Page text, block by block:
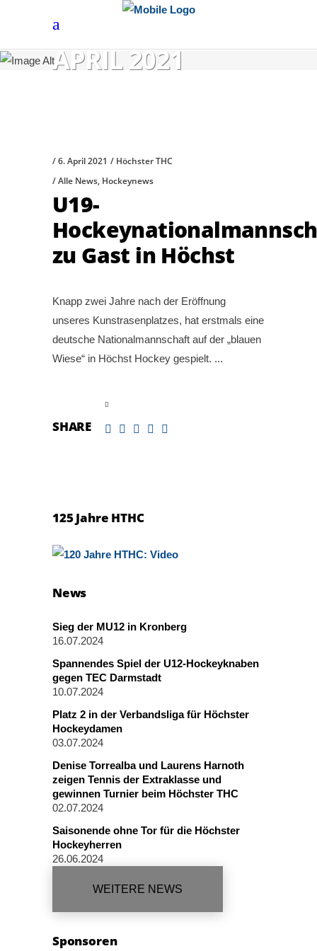
APRIL 2021
6. April 2021
Höchster THC
Alle News, Hockeynews
U19-
zu Gast in Höchst
Knapp zwei Jahre nach der Eröffnung
unseres Kunstrasenplatzes, hat erstmals eine
deutsche Nationalmannschaft auf der „blauen
Wiese“ in Höchst Hockey gespielt.
SHARE
125 Jahre HTHC
News
Sieg der MU12 in Kronberg
16.07.2024
Spannendes Spiel der U12-Hockeyknaben
gegen TEC Darmstadt
10.07.2024
Platz 2 in der Verbandsliga für Höchster
Hockeydamen
03.07.2024
Denise Torrealba und Laurens Harnoth
zeigen Tennis der Extraklasse und
gewinnen Turnier beim Höchster THC
02.07.2024
Saisonende ohne Tor für die Höchster
Hockeyherren
26.06.2024
WEITERE NEWS
Sponsoren